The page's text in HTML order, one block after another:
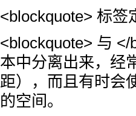
<blockquote> 标签
<blockquote> 与
本中分离出来，经
距），而且有时会
的空间。